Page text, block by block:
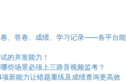
、答卷、成绩、学习记录——各平台能
的并发能力！
些场景必须上三路音视频监考？
新能力让错题重练及成绩查询更高效